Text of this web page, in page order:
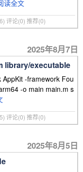
读全文
评论(0) 推荐(0)
2025年8月7日
library/executable
-framework Fou
-o main main.m s
评论(0) 推荐(0)
2025年8月5日